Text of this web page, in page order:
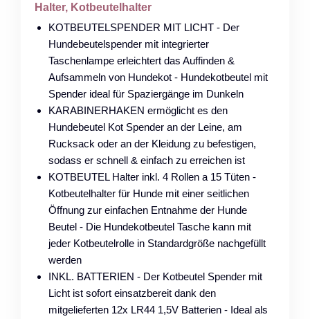
Halter, Kotbeutelhalter
KOTBEUTELSPENDER MIT LICHT - Der
Hundebeutelspender mit integrierter
Taschenlampe erleichtert das Auffinden &
Aufsammeln von Hundekot - Hundekotbeutel mit
Spender ideal für Spaziergänge im Dunkeln
KARABINERHAKEN ermöglicht es den
Hundebeutel Kot Spender an der Leine, am
Rucksack oder an der Kleidung zu befestigen,
sodass er schnell & einfach zu erreichen ist
KOTBEUTEL Halter inkl. 4 Rollen a 15 Tüten -
Kotbeutelhalter für Hunde mit einer seitlichen
Öffnung zur einfachen Entnahme der Hunde
Beutel - Die Hundekotbeutel Tasche kann mit
jeder Kotbeutelrolle in Standardgröße nachgefüllt
werden
INKL. BATTERIEN - Der Kotbeutel Spender mit
Licht ist sofort einsatzbereit dank den
mitgelieferten 12x LR44 1,5V Batterien - Ideal als